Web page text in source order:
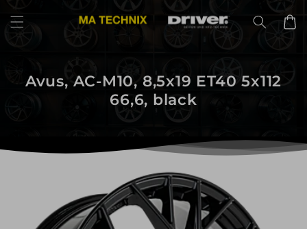
zum
Inhalt
Avus, AC-M10, 8,5x19 ET40 5x112
66,6, black